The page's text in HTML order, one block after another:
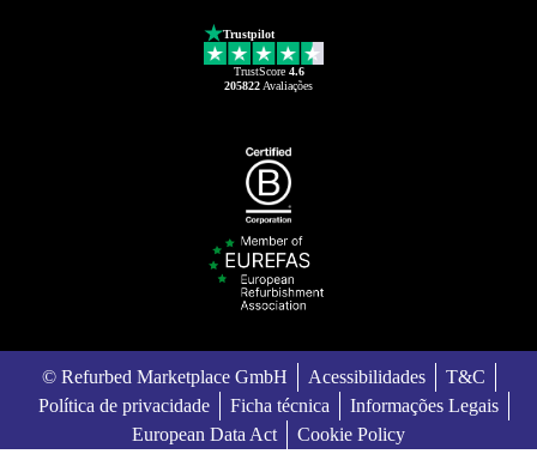
Trustpilot
TrustScore 4.6
205822 Avaliações
© Refurbed Marketplace GmbH Acessibilidades
T&C
Política de privacidade
Ficha técnica
Informações Legais
European Data Act
Cookie Policy